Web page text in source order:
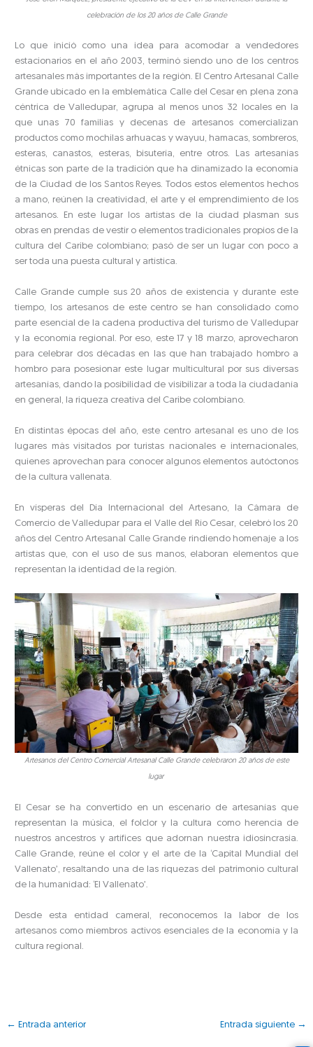
celebración de los 20 años de Calle Grande
Lo que inició como una idea para acomodar a vendedores
estacionarios en el año 2003, terminó siendo uno de los centros
artesanales más importantes de la región. El Centro Artesanal Calle
Grande ubicado en la emblemática Calle del Cesar en plena zona
céntrica de Valledupar, agrupa al menos unos 32 locales en la
que unas 70 familias y decenas de artesanos comercializan
productos como mochilas arhuacas y wayuu, hamacas, sombreros,
esteras, canastos, esteras, bisutería, entre otros. Las artesanías
étnicas son parte de la tradición que ha dinamizado la economía
de la Ciudad de los Santos Reyes. Todos estos elementos hechos
a mano, reúnen la creatividad, el arte y el emprendimiento de los
artesanos. En este lugar los artistas de la ciudad plasman sus
obras en prendas de vestir o elementos tradicionales propios de la
cultura del Caribe colombiano; pasó de ser un lugar con poco a
ser toda una puesta cultural y artística.
Calle Grande cumple sus 20 años de existencia y durante este
tiempo, los artesanos de este centro se han consolidado como
parte esencial de la cadena productiva del turismo de Valledupar
y la economía regional. Por eso, este 17 y 18 marzo, aprovecharon
para celebrar dos décadas en las que han trabajado hombro a
hombro para posesionar este lugar multicultural por sus diversas
artesanías, dando la posibilidad de visibilizar a toda la ciudadanía
en general, la riqueza creativa del Caribe colombiano.
En distintas épocas del año, este centro artesanal es uno de los
lugares más visitados por turistas nacionales e internacionales,
quienes aprovechan para conocer algunos elementos autóctonos
de la cultura vallenata.
En vísperas del Día Internacional del Artesano, la Cámara de
Comercio de Valledupar para el Valle del Río Cesar, celebró los 20
años del Centro Artesanal Calle Grande rindiendo homenaje a los
artistas que, con el uso de sus manos, elaboran elementos que
representan la identidad de la región.
Artesanos del Centro Comercial Artesanal Calle Grande celebraron 20 años de este
lugar
El Cesar se ha convertido en un escenario de artesanías que
representan la música, el folclor y la cultura como herencia de
nuestros ancestros y artífices que adornan nuestra idiosincrasia.
Calle Grande, reúne el color y el arte de la ‘Capital Mundial del
Vallenato’, resaltando una de las riquezas del patrimonio cultural
de la humanidad: ‘El Vallenato’.
Desde esta entidad cameral, reconocemos la labor de los
artesanos como miembros activos esenciales de la economía y la
cultura regional.
← Entrada anterior Entrada siguiente →